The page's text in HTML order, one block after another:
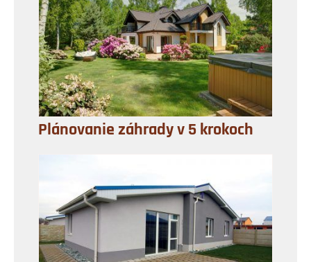
Plánovanie záhrady v 5 krokoch